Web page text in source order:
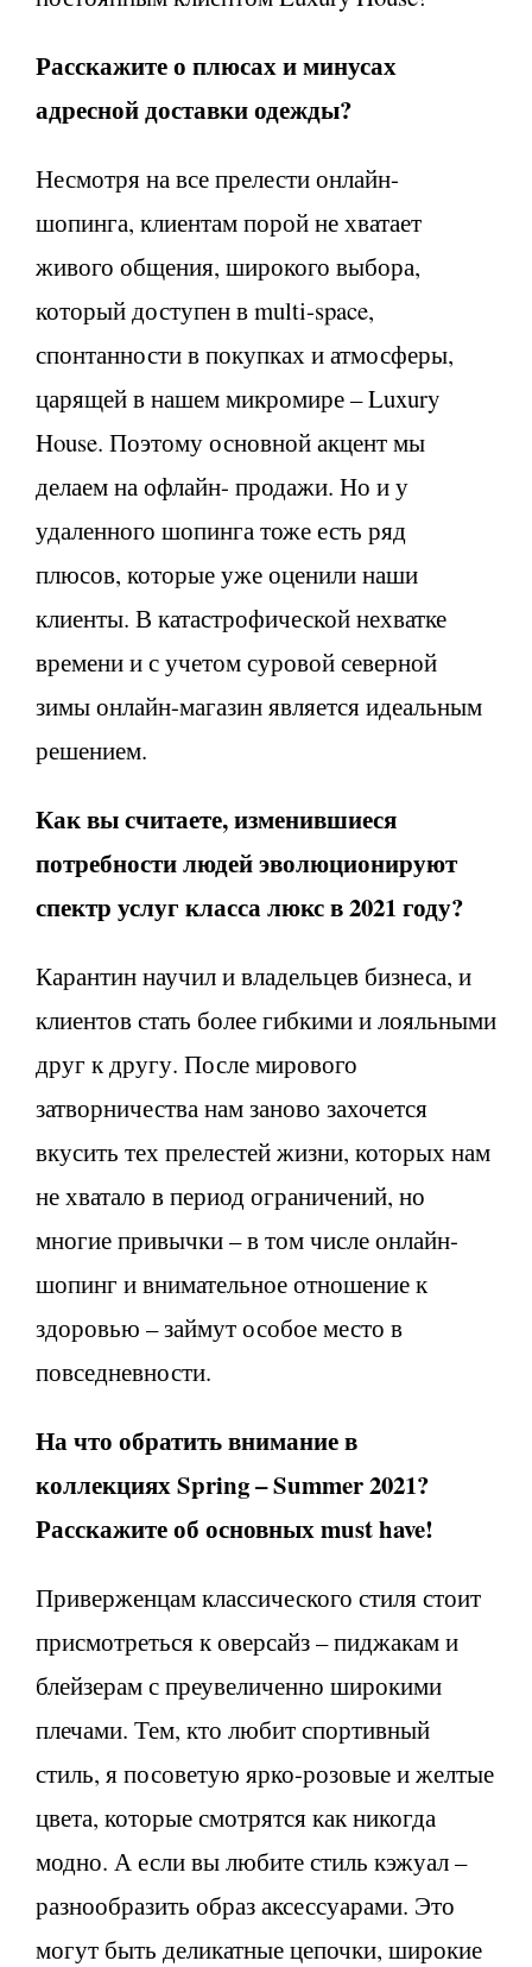
Расскажите о плюсах и минусах
адресной доставки одежды?
Несмотря на все прелести онлайн-
шопинга, клиентам порой не хватает
живого общения, широкого выбора,
который доступен в multi-space,
спонтанности в покупках и атмосферы,
царящей в нашем микромире – Luxury
House. Поэтому основной акцент мы
делаем на офлайн- продажи. Но и у
удаленного шопинга тоже есть ряд
плюсов, которые уже оценили наши
клиенты. В катастрофической нехватке
времени и с учетом суровой северной
зимы онлайн-магазин является идеальным
решением.
Как вы считаете, изменившиеся
потребности людей эволюционируют
спектр услуг класса люкс в 2021 году?
Карантин научил и владельцев бизнеса, и
клиентов стать более гибкими и лояльными
друг к другу. После мирового
затворничества нам заново захочется
вкусить тех прелестей жизни, которых нам
не хватало в период ограничений, но
многие привычки – в том числе онлайн-
шопинг и внимательное отношение к
здоровью – займут особое место в
повседневности.
На что обратить внимание в
коллекциях Spring – Summer 2021?
Расскажите об основных must have!
Приверженцам классического стиля стоит
присмотреться к оверсайз – пиджакам и
блейзерам с преувеличенно широкими
плечами. Тем, кто любит спортивный
стиль, я посоветую ярко-розовые и желтые
цвета, которые смотрятся как никогда
модно. А если вы любите стиль кэжуал –
разнообразить образ аксессуарами. Это
могут быть деликатные цепочки, широкие